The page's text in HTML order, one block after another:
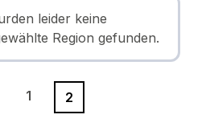
leider keine
Region gefunden.
1 2